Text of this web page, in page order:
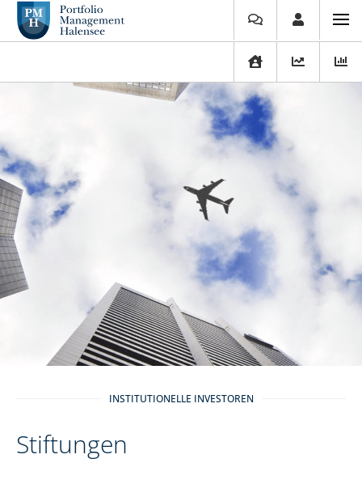
INSTITUTIONELLE INVESTOREN
Stiftungen